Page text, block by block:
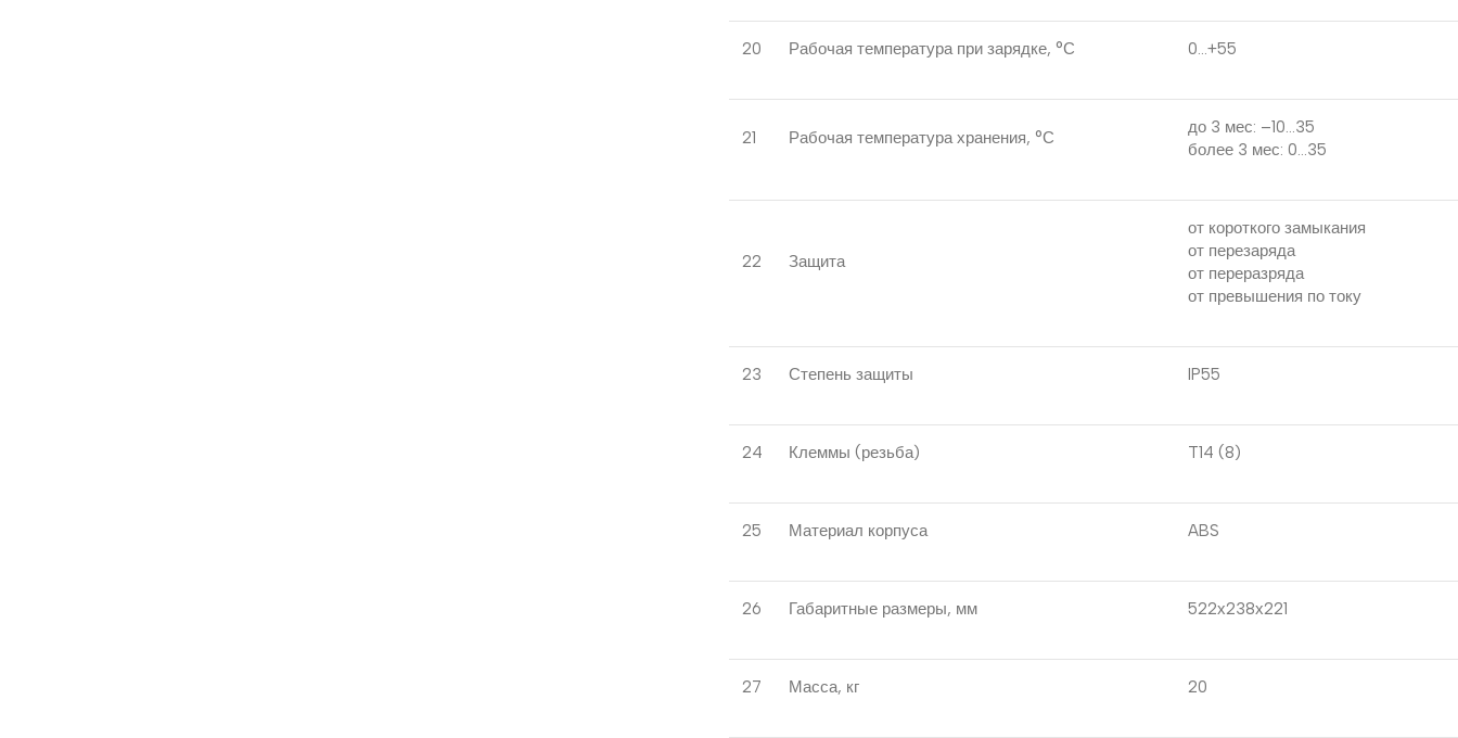
20 Рабочая температура при зарядке, °С 0…+55
21 Рабочая температура хранения, °С
до 3 мес: –10…35
более 3 мес: 0…35
22 Защита
от короткого замыкания
от перезаряда
от переразряда
от превышения по току
23 Степень защиты IP55
24 Клеммы (резьба) T14 (8)
25 Материал корпуса ABS
26 Габаритные размеры, мм 522х238х221
27 Масса, кг 20